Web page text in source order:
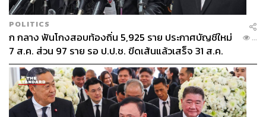
POLITICS
ก กลาง ฟันโกงสอบท้องถิ่น 5,925 ราย ประกาศบัญชีใหม่
7 ส.ค. ส่วน 97 ราย รอ ป.ป.ช. ขีดเส้นแล้วเสร็จ 31 ส.ค.
...